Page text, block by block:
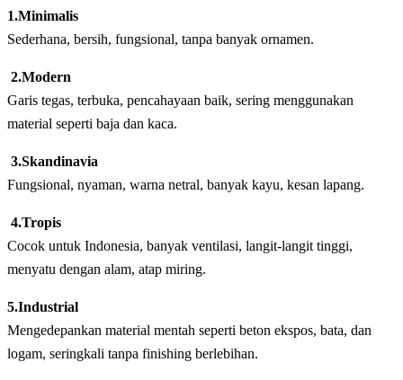
1.Minimalis
Sederhana, bersih, fungsional, tanpa banyak ornamen.
2.Modern
Garis tegas, terbuka, pencahayaan baik, sering menggunakan
material seperti baja dan kaca.
3.Skandinavia
Fungsional, nyaman, warna netral, banyak kayu, kesan lapang.
4.Tropis
Cocok untuk Indonesia, banyak ventilasi, langit-langit tinggi,
menyatu dengan alam, atap miring.
5.Industrial
Mengedepankan material mentah seperti beton ekspos, bata, dan
logam, seringkali tanpa finishing berlebihan.